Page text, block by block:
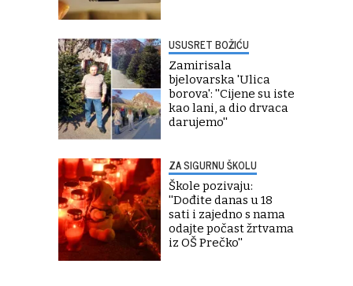
USUSRET BOŽIĆU
Zamirisala
bjelovarska 'Ulica
borova': ''Cijene su iste
kao lani, a dio drvaca
darujemo''
ZA SIGURNU ŠKOLU
Škole pozivaju:
''Dođite danas u 18
sati i zajedno s nama
odajte počast žrtvama
iz OŠ Prečko''